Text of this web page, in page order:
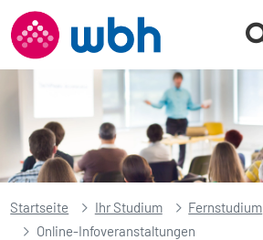
Startseite Ihr Studium
Fernstudium
Online-Infoveranstaltungen